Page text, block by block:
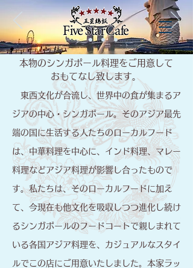
東西文化が合流し、世界中の食が集まるア
ジアの中心・シンガポール。そのアジア最先
端の国に生活する人たちのローカルフード
は、中華料理を中心に、インド料理、マレー
料理などアジア料理が影響し合ったもので
す。私たちは、そのローカルフードに加え
て、今現在も他文化を吸収しつつ進化し続け
るシンガポールのフードコートで親しまれて
いる各国アジア料理を、カジュアルなスタイ
ルでこの店にご用意いたしました。本家ラッ
​本物のシンガポール料理をご用意して
おもてなし致します。